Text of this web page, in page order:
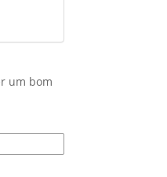
um bom